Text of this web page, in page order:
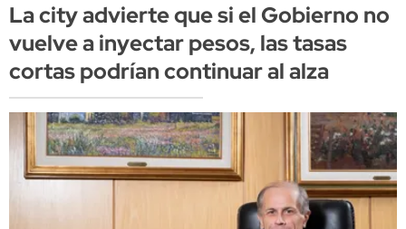
La city advierte que si el Gobierno no
vuelve a inyectar pesos, las tasas
cortas podrían continuar al alza